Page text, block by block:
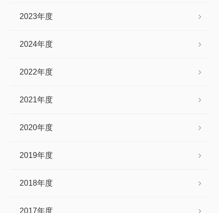
2023年度
2024年度
2022年度
2021年度
2020年度
2019年度
2018年度
2017年度